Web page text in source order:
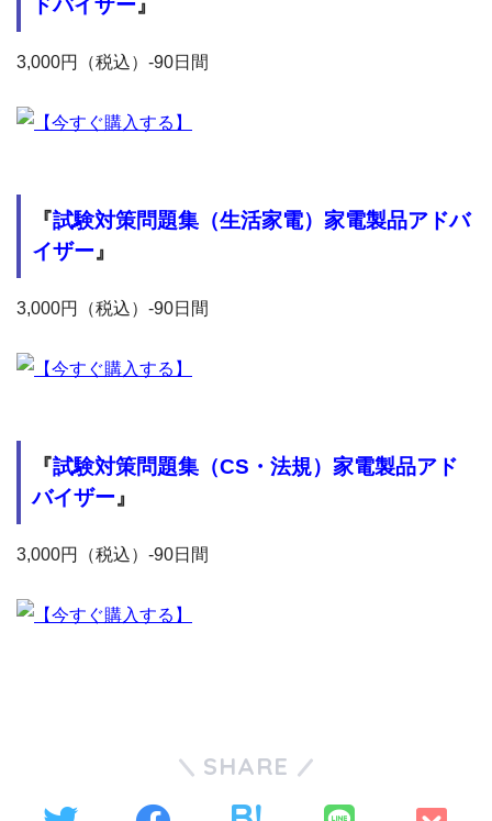
ドバイザー』
3,000円（税込）-90日間
『試験対策問題集（生活家電）家電製品アドバ
イザー』
3,000円（税込）-90日間
『試験対策問題集（CS・法規）家電製品アド
バイザー』
3,000円（税込）-90日間
SHARE